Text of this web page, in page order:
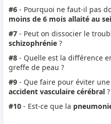
#6 - Pourquoi ne faut-il pas
moins de 6 mois allaité au
#7 - Peut on dissocier le
schizophrénie ?
#8 - Quelle est la différence
greffe de peau ?
#9 - Que faire pour éviter
accident vasculaire cérébral ?
#10 - Est-ce que la